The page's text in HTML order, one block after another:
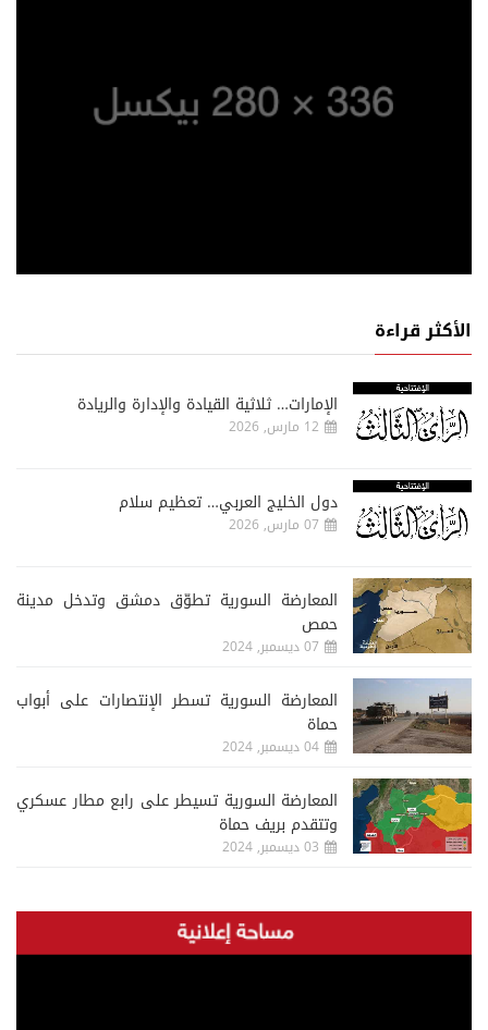
الأكثر قراءة
الإمارات… ثلاثية القيادة والإدارة والريادة
12 مارس, 2026
دول الخليج العربي… تعظيم سلام
07 مارس, 2026
المعارضة السورية تطوّق دمشق وتدخل مدينة
حمص
07 ديسمبر, 2024
المعارضة السورية تسطر الإنتصارات على أبواب
حماة
04 ديسمبر, 2024
المعارضة السورية تسيطر على رابع مطار عسكري
وتتقدم بريف حماة
03 ديسمبر, 2024